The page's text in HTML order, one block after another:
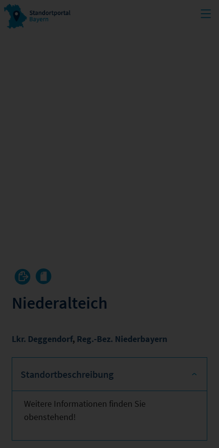
Niederalteich
Lkr. Deggendorf, Reg.-Bez. Niederbayern
Standortbeschreibung
Weitere Informationen finden Sie
obenstehend!